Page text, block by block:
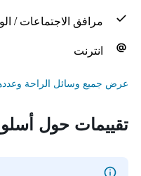
مرافق الاجتماعات /
انترنت
عرض جميع وسائل الراحة وعددها
تقييمات حول